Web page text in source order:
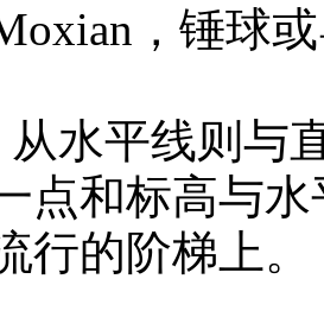
，锤球
水平线则与
点和标高与
行的阶梯上。